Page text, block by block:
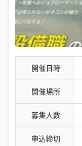
開催日時
開催場所
募集人数
申込締切